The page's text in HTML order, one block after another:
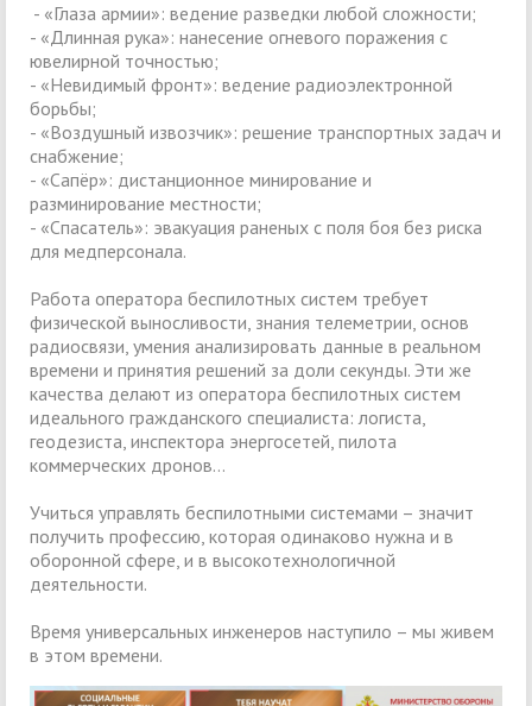
- «Глаза армии»: ведение разведки любой сложности;
- «Длинная рука»: нанесение огневого поражения с
ювелирной точностью;
- «Невидимый фронт»: ведение радиоэлектронной
борьбы;
- «Воздушный извозчик»: решение транспортных задач и
снабжение;
- «Сапёр»: дистанционное минирование и
разминирование местности;
- «Спасатель»: эвакуация раненых с поля боя без риска
для медперсонала.
Работа оператора беспилотных систем требует
физической выносливости, знания телеметрии, основ
радиосвязи, умения анализировать данные в реальном
времени и принятия решений за доли секунды. Эти же
качества делают из оператора беспилотных систем
идеального гражданского специалиста: логиста,
геодезиста, инспектора энергосетей, пилота
коммерческих дронов…
Учиться управлять беспилотными системами – значит
получить профессию, которая одинаково нужна и в
оборонной сфере, и в высокотехнологичной
деятельности.
Время универсальных инженеров наступило – мы живем
в этом времени.